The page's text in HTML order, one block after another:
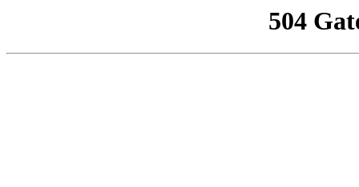
504